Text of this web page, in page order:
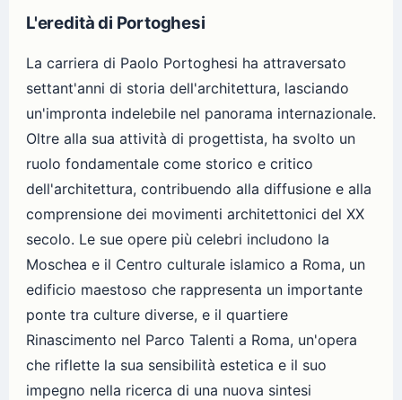
L'eredità di Portoghesi
La carriera di Paolo Portoghesi ha attraversato
settant'anni di storia dell'architettura, lasciando
un'impronta indelebile nel panorama internazionale.
Oltre alla sua attività di progettista, ha svolto un
ruolo fondamentale come storico e critico
dell'architettura, contribuendo alla diffusione e alla
comprensione dei movimenti architettonici del XX
secolo. Le sue opere più celebri includono la
Moschea e il Centro culturale islamico a Roma, un
edificio maestoso che rappresenta un importante
ponte tra culture diverse, e il quartiere
Rinascimento nel Parco Talenti a Roma, un'opera
che riflette la sua sensibilità estetica e il suo
impegno nella ricerca di una nuova sintesi